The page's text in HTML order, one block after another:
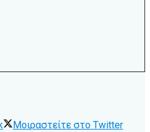
Μοιραστείτε στο Twitter